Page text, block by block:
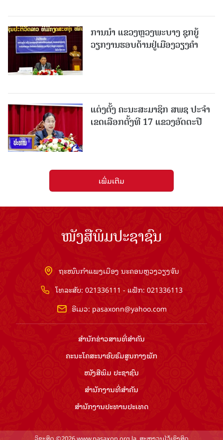
ການນຳ ແຂວງຫຼວງພະບາງ ຊຸກຍູ້
ວຽກງານຮອບດ້ານຢູ່ເມືອງວຽງຄໍາ
ແຕ່ງຕັ້ງ ຄະນະສະມາຊິກ ສພຊ ປະຈຳ
ເຂດເລືອກຕັ້ງທີ 17 ແຂວງອັດຕະປື
ເພີ່ມເຕີມ
ໜັງສືພິມປະຊາຊົນ
ຖະໜົນກຳແພງເມືອງ ນະຄອນຫຼວງວຽງຈັນ
ໂທລະສັບ: 021336111 - ແຟັກ: 021336113
ອີເມວ: pasaxonn@yahoo.com
ສຳ​ນັກ​ຂ່າວ​ສານ​ທີ່​ສຳ​ຄັນ​
ຄະນະໂຄສະນາອົບຮົມ​ສູນ​ກາງ​ພັກ
ໜັງສືພິມ ປະ​ຊາ​ຊົນ
ສຳ​ນັກ​ງານ​ທີ່​ສຳ​ຄັນ
ສຳ​ນັກ​ງານ​ປະ​ທານ​ປະ​ເທດ